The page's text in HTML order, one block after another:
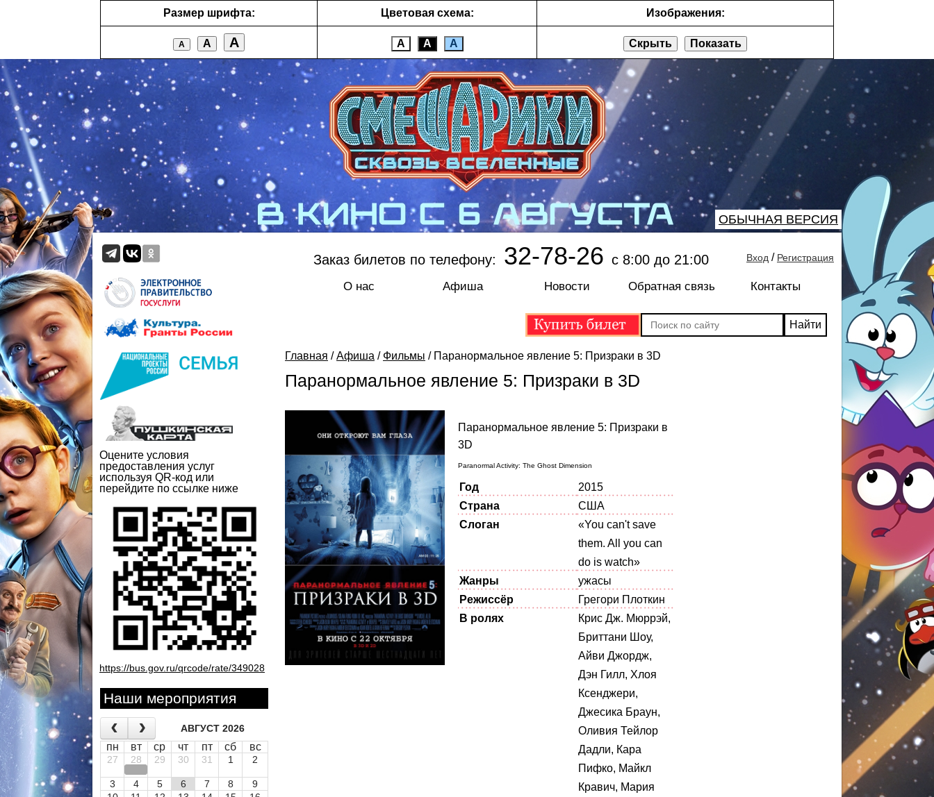
Размер шрифта: Цветовая схема: Изображения:
А А А А А А Скрыть Показать
ОБЫЧНАЯ ВЕРСИЯ
Оцените условия
предоставления услуг
используя QR-код или
перейдите по ссылке ниже
https://bus.gov.ru/qrcode/rate/349028
Наши мероприятия
АВГУСТ 2026
пн вт ср чт пт сб вс
27 28 29 30 31 1 2
3 4 5 6 7 8
9
Заказ билетов по телефону: 32-78-26 с 8:00 до 21:00 Вход / Регистрация
О нас Афиша Новости Обратная связь Контакты
Главная / Афиша / Фильмы / Паранормальное явление 5: Призраки в 3D
Паранормальное явление 5: Призраки в 3D
Паранормальное явление 5: Призраки в
3D
Paranormal Activity: The Ghost Dimension
Год
2015
Страна
США
Слоган
«You can't save
them. All you can
do is watch»
Жанры
ужасы
Режиссёр
Грегори Плоткин
В ролях
Крис Дж. Мюррэй,
Бриттани Шоу,
Айви Джордж,
Дэн Гилл, Хлоя
Ксенджери,
Джесика Браун,
Оливия Тейлор
Дадли, Кара
Пифко, Майкл
Кравич, Мария